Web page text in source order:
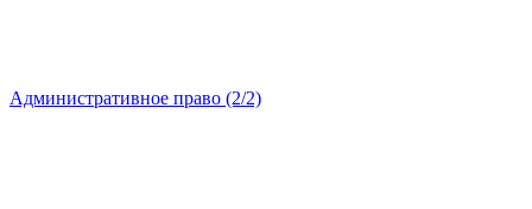
Административное право (2/2)